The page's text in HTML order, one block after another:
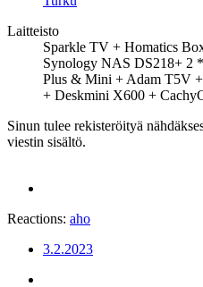
Laitteisto
Sparkle TV + Homatics
Synology NAS DS218+ 2
Plus & Mini + Adam T5V
+ Deskmini X600 +
Sinun tulee rekisteröityä
viestin sisältö.
Reactions: aho
3.2.2023